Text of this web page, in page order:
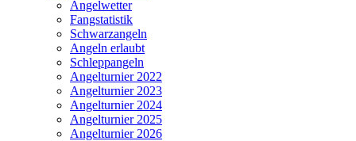
Angelwetter
Fangstatistik
Schwarzangeln
Angeln erlaubt
Schleppangeln
Angelturnier 2022
Angelturnier 2023
Angelturnier 2024
Angelturnier 2025
Angelturnier 2026